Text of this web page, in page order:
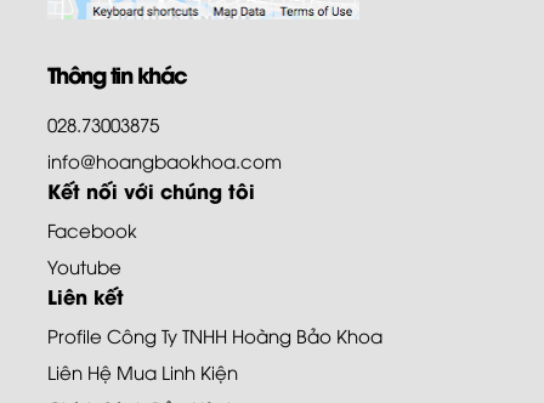
Thông tin khác
028.73003875
info@hoangbaokhoa.com
Kết nối với chúng tôi
Facebook
Youtube
Liên kết
Profile Công Ty TNHH Hoàng Bảo Khoa
Liên Hệ Mua Linh Kiện